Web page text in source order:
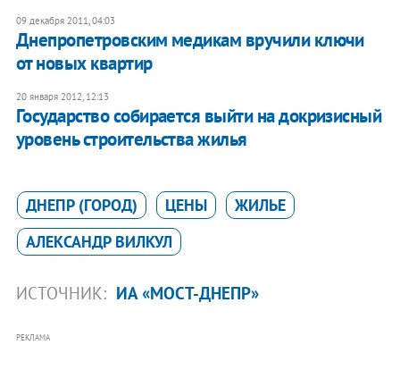
09 декабря 2011, 04:03
Днепропетровским медикам вручили ключи
от новых квартир
20 января 2012, 12:13
Государство собирается выйти на докризисный
уровень строительства жилья
ДНЕПР (ГОРОД) ЦЕНЫ
ЖИЛЬЕ
АЛЕКСАНДР ВИЛКУЛ
ИСТОЧНИК: ИА «МОСТ-ДНЕПР»
РЕКЛАМА